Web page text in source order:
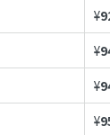
¥
¥
¥
¥